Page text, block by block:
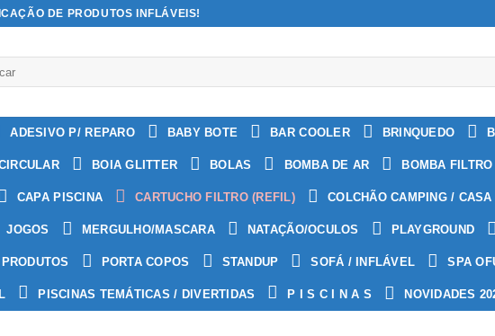
DE PRODUTOS INFLÁVEIS!
ADESIVO P/ REPARO BABY BOTE BAR COOLER BRINQUEDO
BOIA GLITTER BOLAS BOMBA DE AR BOMBA FILTRO
CAPA PISCINA CARTUCHO FILTRO (REFIL) COLCHÃO CAMPING / CASA
JOGOS MERGULHO/MASCARA NATAÇÃO/OCULOS PLAYGROUND
PORTA COPOS STANDUP SOFÁ / INFLÁVEL SPA
PISCINAS TEMÁTICAS / DIVERTIDAS P I S C I N A S NOVIDADES